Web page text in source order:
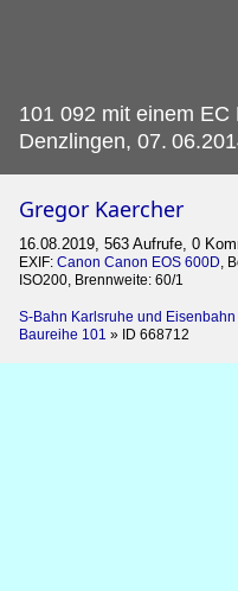
101 092 mit einem EC
Denzlingen, 07.
Gregor Kaercher
16.08.2019, 563 Aufrufe, 0
EXIF: Canon Canon EOS 600D,
ISO200, Brennweite: 60/1
S-Bahn Karlsruhe und Eisenbahn
Baureihe 101 » ID 668712